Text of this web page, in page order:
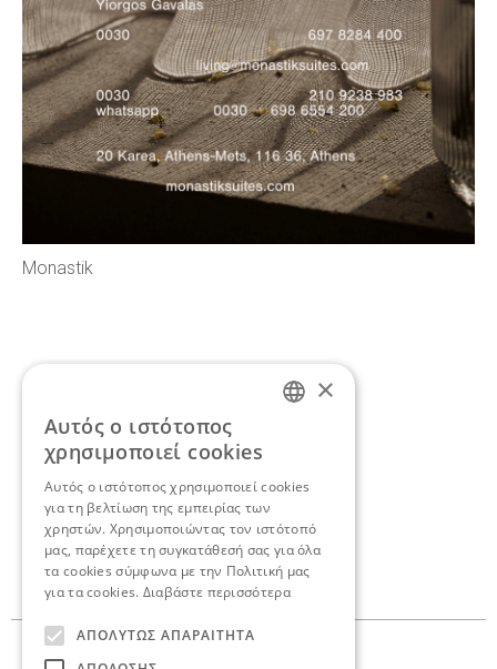
Monastik
Αν θέλετε να
συζητήσουμε για το δικό
σας project,ελάτε σε
επαφή.
Γεωργαντά 10,
×
Αυτός ο ιστότοπος
χρησιμοποιεί cookies
Αυτός ο ιστότοπος χρησιμοποιεί cookies
για τη βελτίωση της εμπειρίας των
χρηστών. Χρησιμοποιώντας τον ιστότοπό
μας, παρέχετε τη συγκατάθεσή σας για όλα
τα cookies σύμφωνα με την Πολιτική μας
για τα cookies. Διαβάστε περισσότερα
ΑΠΟΛΎΤΩΣ ΑΠΑΡΑΊΤΗΤΑ